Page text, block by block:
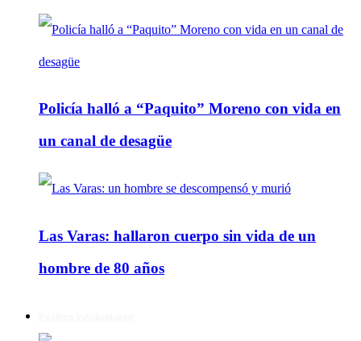
Policía halló a “Paquito” Moreno con vida en
un canal de desagüe
Las Varas: hallaron cuerpo sin vida de un
hombre de 80 años